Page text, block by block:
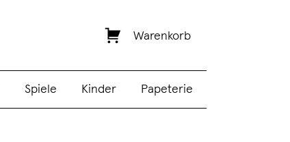
Warenkorb
Spiele Kinder Papeterie